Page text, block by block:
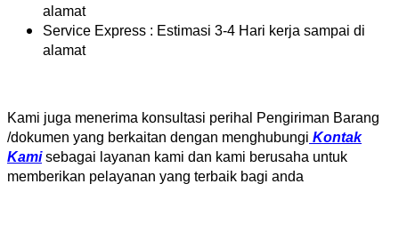
alamat
Service Express : Estimasi 3-4 Hari kerja sampai di
alamat
Kami juga menerima konsultasi perihal Pengiriman Barang
/dokumen yang berkaitan dengan menghubungi Kontak
Kami sebagai layanan kami dan kami berusaha untuk
memberikan pelayanan yang terbaik bagi anda